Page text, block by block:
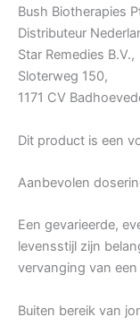
Bush Biotherapies
Distributeur
Star Remedies B.V.,
Sloterweg 150,
1171 CV
Dit product is een
Aanbevolen
Een gevarieerde,
levensstijl zijn
vervanging van
Buiten bereik van